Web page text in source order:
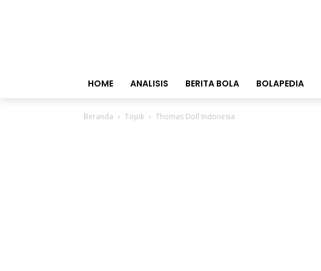
HOME ANALISIS BERITA BOLA BOLAPEDIA
Beranda Topik Thomas Doll Indonesia